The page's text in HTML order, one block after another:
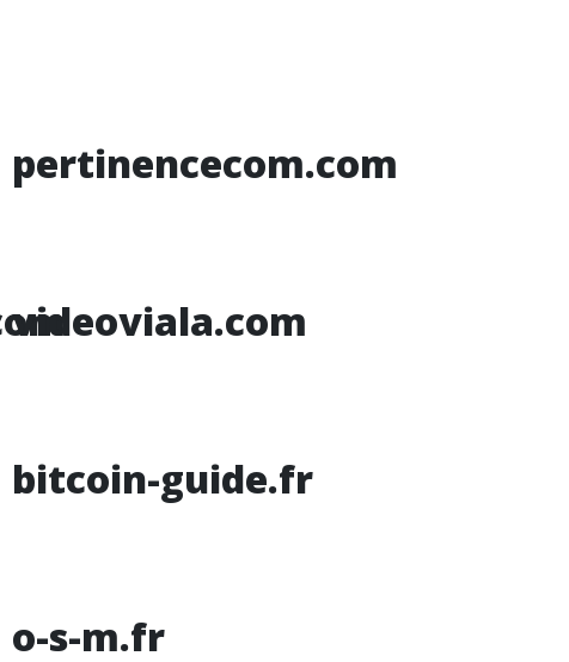
pertinencecom.com
videoviala.com
bitcoin-guide.fr
o-s-m.fr